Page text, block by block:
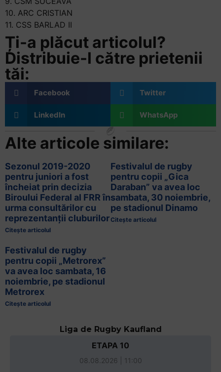
10. ARC CRISTIAN
11. CSS BARLAD II
Ți-a plăcut articolul?
Distribuie-l către prietenii
tăi:
Facebook Twitter
LinkedIn WhatsApp
Alte articole similare:
Sezonul 2019-2020
pentru juniori a fost
încheiat prin decizia
Biroului Federal al FRR în
urma consultărilor cu
reprezentanții cluburilor
Citește articolul
Festivalul de rugby
pentru copii „Gica
Daraban” va avea loc
sambata, 30 noiembrie,
pe stadionul Dinamo
Citește articolul
Festivalul de rugby
pentru copii „Metrorex”
va avea loc sambata, 16
noiembrie, pe stadionul
Metrorex
Citește articolul
Liga de Rugby Kaufland
ETAPA 10
08.08.2026 | 11:00